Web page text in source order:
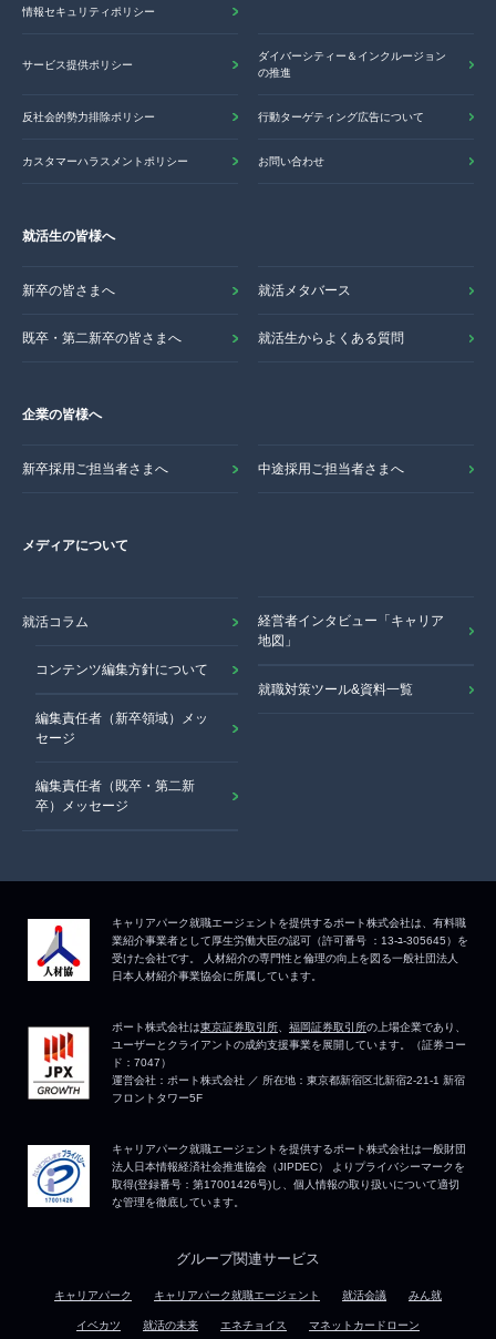
情報セキュリティポリシー
サービス提供ポリシー
ダイバーシティー＆インクルージョン
の推進
反社会的勢力排除ポリシー 行動ターゲティング広告について
カスタマーハラスメントポリシー お問い合わせ
就活生の皆様へ
新卒の皆さまへ 就活メタバース
既卒・第二新卒の皆さまへ 就活生からよくある質問
企業の皆様へ
新卒採用ご担当者さまへ 中途採用ご担当者さまへ
メディアについて
就活コラム
コンテンツ編集方針について
編集責任者（新卒領域）メッ
セージ
編集責任者（既卒・第二新
卒）メッセージ
経営者インタビュー「キャリア
地図」
就職対策ツール&資料一覧